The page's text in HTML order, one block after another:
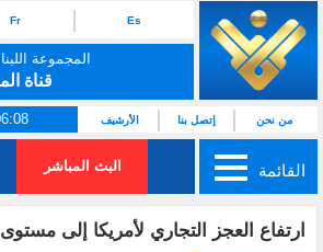
Es
Fr
المجموعة
قناة
من نحن إتصل بنا الأرشيف
القائمة البث المباشر
ارتفاع العجز التجاري لأمريكا إلى